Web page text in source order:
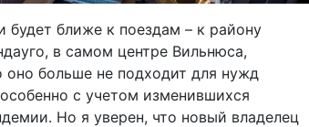
будет ближе к поездам – к району
в самом центре Вильнюса,
оно больше не подходит для нужд
с учетом изменившихся
Но я уверен, что новый владелец